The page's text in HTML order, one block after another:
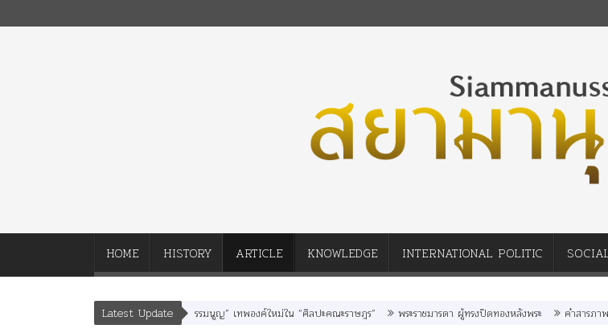
HOME HISTORY ARTICLE KNOWLEDGE INTERNATIONAL POLITIC
Latest Update
” “อรุณเทพบุตร” และ “เทพีรัฐธรรมนูญ” เทพองค์ใหม่ใน “ศิลปะคณะราษฎร” พระราชมารดา ผู้ทรงปิดทองหลังพระ คำสารภาพของอดีตคณะ